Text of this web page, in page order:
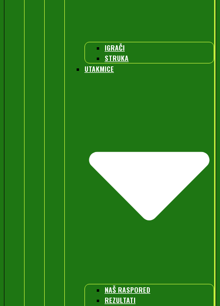
IGRAČI
STRUKA
UTAKMICE
NAŠ RASPORED
REZULTATI